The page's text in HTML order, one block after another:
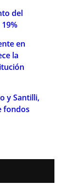
del
en
la
y Santilli,
fondos